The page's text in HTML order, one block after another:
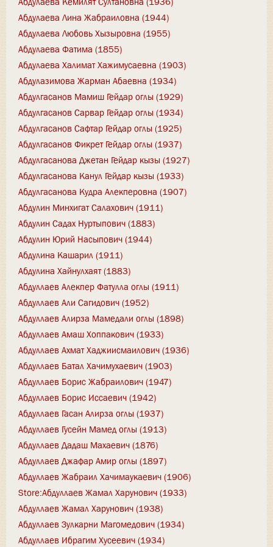
Абдулаева Лина Жабраиловна (1944)
Абдулаева Любовь Хызыровна (1955)
Абдулаева Фатима (1855)
Абдулаева Халимат Хажимусаевна (1903)
Абдулазимова Жарман Абаевна (1934)
Абдулгасанов Мамиш Гейдар оглы (1929)
Абдулгасанов Сарвар Гейдар оглы (1934)
Абдулгасанов Сафтар Гейдар оглы (1925)
Абдулгасанов Фикрет Гейдар оглы (1937)
Абдулгасанова Джетан Гейдар кызы (1927)
Абдулгасанова Канул Гейдар кызы (1933)
Абдулгасанова Кудра Алекперовна (1907)
Абдулин Минхигат Салахович (1911)
Абдулин Садах Нуртыпович (1883)
Абдулин Юрий Насыпович (1944)
Абдулина Кашарил (1911)
Абдулина Хайнулхаят (1883)
Абдуллаев Алекпер Фатулла оглы (1911)
Абдуллаев Али Сагидович (1952)
Абдуллаев Алирза Мамедали оглы (1898)
Абдуллаев Амаш Хоппакович (1933)
Абдуллаев Ахмат Хаджиисмаилович (1936)
Абдуллаев Батал Хачимухаевич (1903)
Абдуллаев Борис Жабраилович (1947)
Абдуллаев Борис Иссаевич (1942)
Абдуллаев Гасан Алирза оглы (1937)
Абдуллаев Гусейн Мамед оглы (1913)
Абдуллаев Дадаш Махаевич (1876)
Абдуллаев Джафар Амир оглы (1897)
Абдуллаев Жабраил Хачимаукаевич (1906)
Store:Абдуллаев Жамал Харунович (1933)
Абдуллаев Жамал Харунович (1938)
Абдуллаев Зулкарни Магомедович (1934)
Абдуллаев Ибрагим Хусеевич (1934)